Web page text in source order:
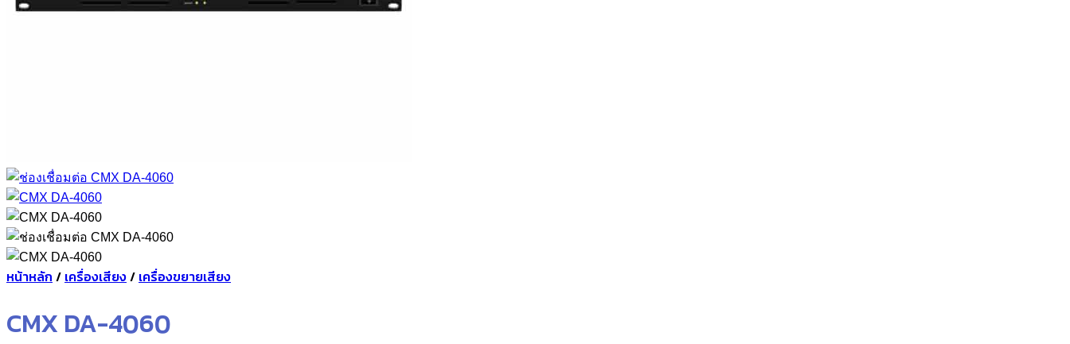
หน้าหลัก / เครื่องเสียง/ เครื่องขยายเสียง
CMX DA-4060